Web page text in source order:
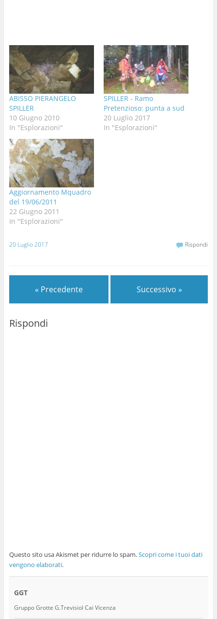
ABISSO PIERANGELO
SPILLER
10 Giugno 2010
In "Esplorazioni"
SPILLER - Ramo
Pretenzioso: punta a sud
20 Luglio 2017
In "Esplorazioni"
Aggiornamento Mquadro
del 19/06/2011
22 Giugno 2011
In "Esplorazioni"
20 Luglio 2017 Rispondi
« Precedente Successivo »
Rispondi
Questo sito usa Akismet per ridurre lo spam.Scopri come i tuoi dati
vengono elaborati.
GGT
Gruppo Grotte G.Trevisiol Cai Vicenza